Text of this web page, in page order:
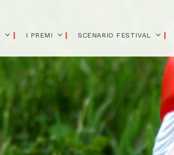
I PREMI SCENARIO FESTIVAL